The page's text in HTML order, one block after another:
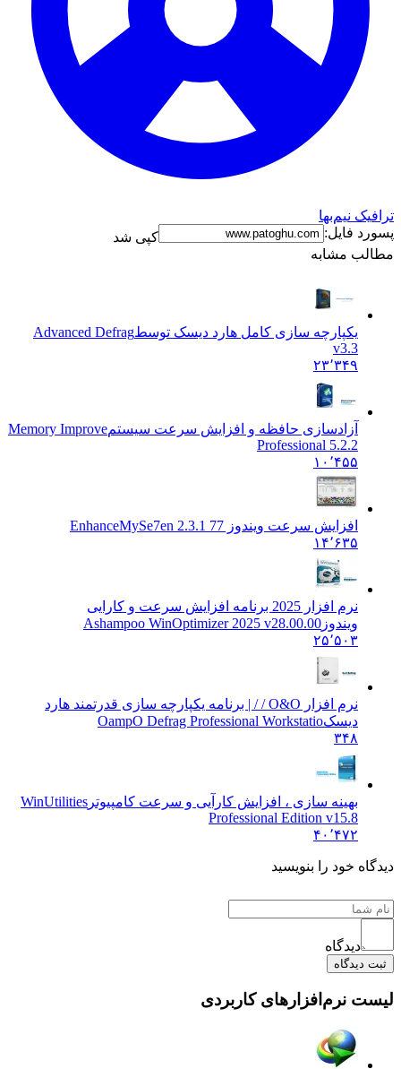
نیم‌بها
فایل:
کپی شد
مشابه
یکپارچه سازی کامل هارد دیسک توسطAdvanced Defrag
v3.3
۲۳٬۳۴۹
آزادسازی حافظه و افزایش سرعت سیستمMemory Improve
Professional 5.2.2
۱۰٬۴۵۵
افزایش سرعت ویندوز 77 EnhanceMySe7en 2.3.1
۱۴٬۶۳۵
نرم افزار 2025 برنامه افزایش سرعت و کارایی
ویندوزAshampoo WinOptimizer 2025 v28.00.00
۲۵٬۵۰۳
نرم افزار O&O / / | برنامه یکپارچه سازی قدرتمند هارد
دیسکOampO Defrag Professional Workstatio
۳۴۸
بهینه سازی ، افزایش کارآیی و سرعت کامپیوترWinUtilities
Professional Edition v15.8
۴۰٬۴۷۲
خود را بنویسید
دیدگاه
ثبت دیدگاه
نرم‌افزارهای کاربردی